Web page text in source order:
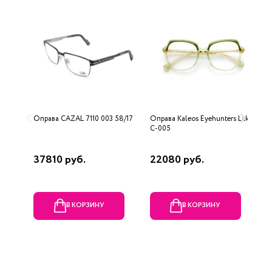
Оправа CAZAL 7110 003 58/17
37810 руб.
В КОРЗИНУ
Оправа Kaleos Eyehunters Lake
C-005
22080 руб.
В КОРЗИНУ